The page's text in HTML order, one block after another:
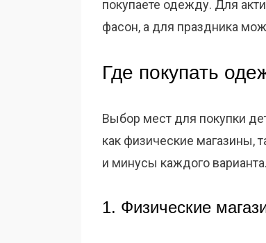
покупаете одежду. Для
фасон, а для праздника
Где покупать
Выбор мест для покупки
как физические магазины,
и минусы каждого варианта.
1. Физические